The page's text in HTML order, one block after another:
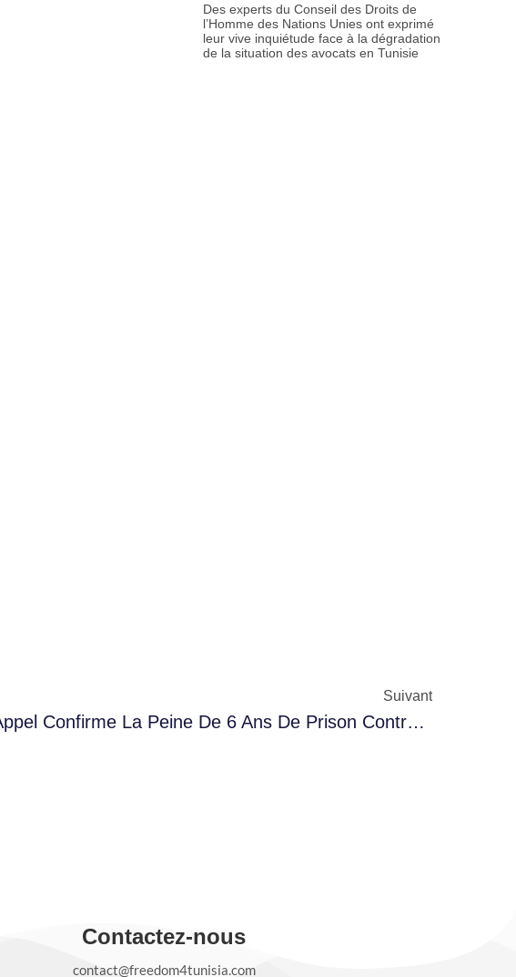
Des experts du Conseil des Droits de
l’Homme des Nations Unies ont exprimé
leur vive inquiétude face à la dégradation
de la situation des avocats en Tunisie
Suivant
La Cour D’Appel Confirme La Peine De 6 Ans De Prison Contre Mohamed Ali Laroui
Contactez-nous
contact@freedom4tunisia.com